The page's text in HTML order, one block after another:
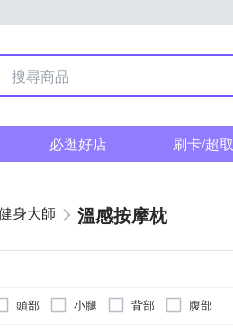
必逛好店 刷卡/超取
身大師 溫感按摩枕
頭部 小腿 背部 腹部